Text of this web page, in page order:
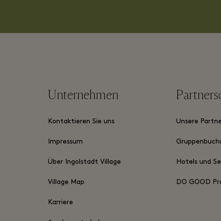
Unternehmen
Kontaktieren Sie uns
Impressum
Über Ingolstadt Village
Village Map
Karriere
Unsere
Hotels und
DO GOOD